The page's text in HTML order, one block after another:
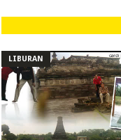
LIBURAN